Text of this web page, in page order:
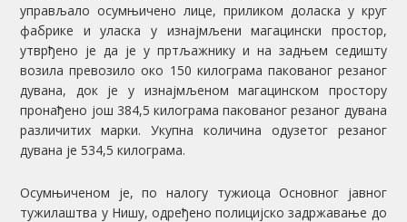
управљало осумњичено лице, приликом доласка у круг
фабрике и уласка у изнајмљени магацински простор,
утврђено је да је у пртљажнику и на задњем седишту
возила превозило око 150 килограма пакованог резаног
дувана, док је у изнајмљеном магацинском простору
пронађено још 384,5 килограма пакованог резаног дувана
различитих марки. Укупна количина одузетог резаног
дувана је 534,5 килограма.
Осумњиченом је, по налогу тужиоца Основног јавног
тужилаштва у Нишу, одређено полицијско задржавање до